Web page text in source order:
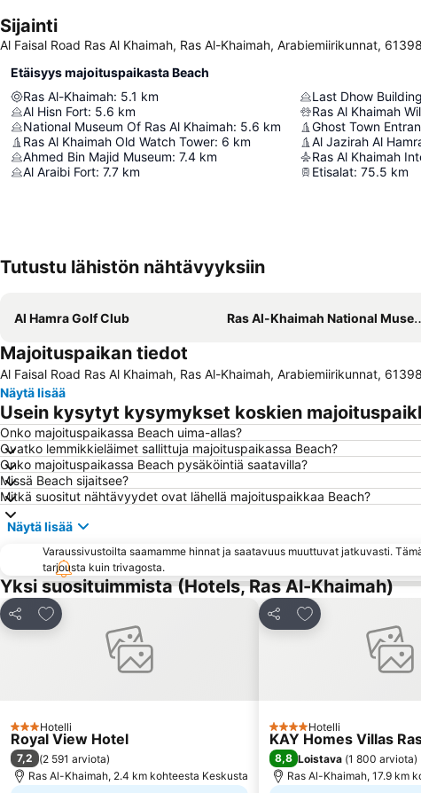
Sijainti
Al Faisal Road Ras Al Khaimah, Ras Al-Khaimah, Arabiemiirikunnat,
Etäisyys majoituspaikasta Beach
Ras Al-Khaimah: 5.1 km
Al Hisn Fort: 5.6 km
National Museum Of Ras Al Khaimah: 5.6 km
Ras Al Khaimah Old Watch Tower: 6 km
Ahmed Bin Majid Museum: 7.4 km
Al Araibi Fort: 7.7 km
Last Dhow
Ras Al Khaimah
Al Jazirah Al
Ras Al Khaimah
Etisalat: 75.5 km
Tutustu lähistön nähtävyyksiin
Al Hamra Golf Club Ras Al-Khaimah National Museum
Majoituspaikan tiedot
Al Faisal Road Ras Al Khaimah, Ras Al-Khaimah, Arabiemiirikunnat,
Näytä lisää
Usein kysytyt kysymykset koskien
Onko majoituspaikassa Beach uima-allas?
Ovatko lemmikkieläimet sallittuja majoituspaikassa Beach?
Onko majoituspaikassa Beach pysäköintiä saatavilla?
Missä Beach sijaitsee?
Mitkä suositut nähtävyydet ovat lähellä majoituspaikkaa Beach?
Näytä lisää
Varaussivustoilta saamamme hinnat ja saatavuus muuttuvat jatkuvasti.
tarjousta kuin trivagosta.
Yksi suosituimmista (Hotels, Ras Al-Khaimah)
Jaa
Lisää suosikkeihin
3 Tähtiluokitus
Hotelli
Royal View Hotel
7,2 (2 591 arviota)
Ras Al-Khaimah, 2.4 km kohteesta Keskusta
Jaa
Lisää suosikkeihin
4 Tähtiluokitus
Hotelli
KAY Homes Villas
8,8 Loistava (1 800 arviota)
Ras Al-Khaimah, 17.9 km